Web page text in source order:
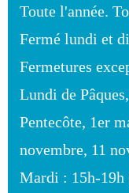
Toute l'année.
Fermé lundi et
Fermetures
Lundi de
Pentecôte, 1er
novembre, 11
Mardi : 15h-19h